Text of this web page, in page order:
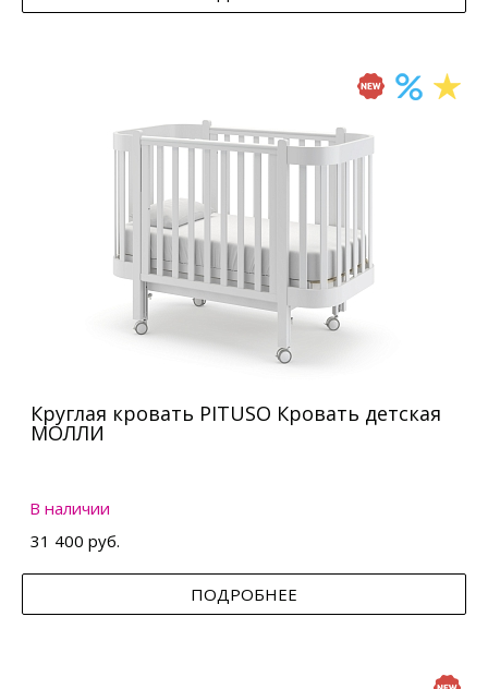
Круглая кровать PITUSO Кровать детская
МОЛЛИ
В наличии
31 400 руб.
ПОДРОБНЕЕ